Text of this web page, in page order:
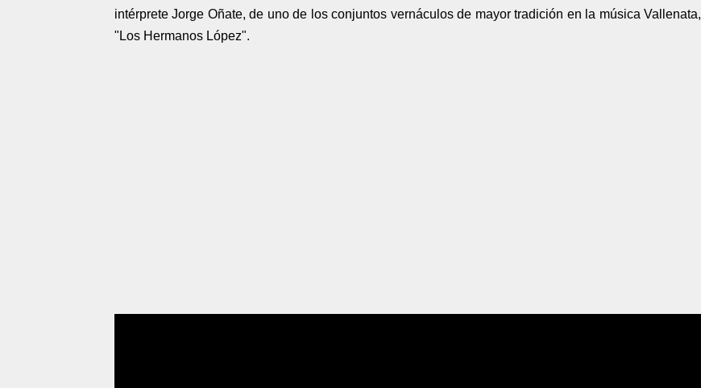
intérprete Jorge Oñate, de uno de los conjuntos vernáculos de mayor tradición en la música Vallenata,
"Los Hermanos López".